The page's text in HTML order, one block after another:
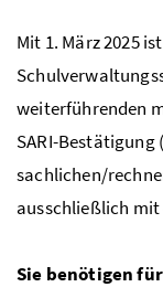
Mit 1. März 2025
weiterführenden
SARI-
sachlichen/
ausschließlich
Sie benötigen